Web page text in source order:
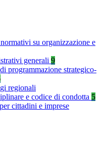
su organizzazione e
generali 9
programmazione strategico-
regionali
e codice di condotta 5
cittadini e imprese